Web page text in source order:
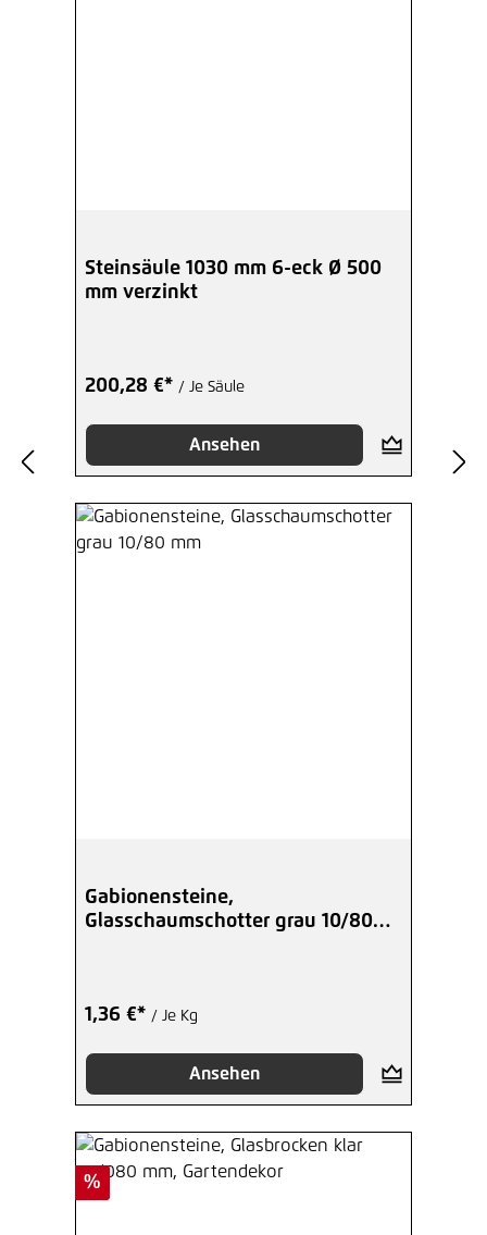
Steinsäule 1030 mm 6-eck Ø 500
mm verzinkt
200,28 €* / Je Säule
Ansehen
Gabionensteine,
Glasschaumschotter grau 10/80
1,36 €* / Je Kg
Ansehen
Rabatt
%